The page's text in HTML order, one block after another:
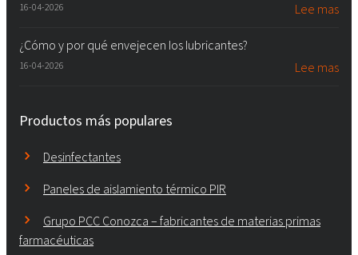
16-04-2026 Lee mas
¿Cómo y por qué envejecen los lubricantes?
16-04-2026 Lee mas
Productos más populares
Desinfectantes
Paneles de aislamiento térmico PIR
Grupo PCC Conozca – fabricantes de materias primas
farmacéuticas